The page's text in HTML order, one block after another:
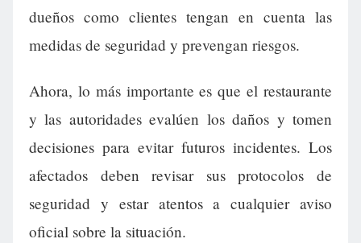
dueños como clientes tengan en cuenta las
medidas de seguridad y prevengan riesgos.
Ahora, lo más importante es que el restaurante
y las autoridades evalúen los daños y tomen
decisiones para evitar futuros incidentes. Los
afectados deben revisar sus protocolos de
seguridad y estar atentos a cualquier aviso
oficial sobre la situación.